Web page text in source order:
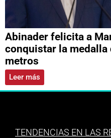
Abinader felicita a
conquistar la medalla
metros
Leer más
TENDENCIAS EN LAS